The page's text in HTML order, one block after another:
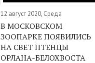
12 август 2020, Среда
В МОСКОВСКОМ
ЗООПАРКЕ ПОЯВИЛИСЬ
НА СВЕТ ПТЕНЦЫ
ОРЛАНА-БЕЛОХВОСТА